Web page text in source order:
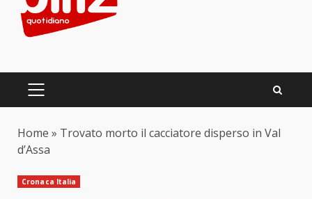
PRIMARY
Home » Trovato morto il cacciatore disperso in Val
d’Assa
Cronaca Italia